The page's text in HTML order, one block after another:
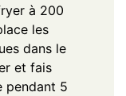
à 200
les
dans le
et fais
pendant 5